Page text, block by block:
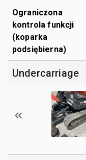
Ograniczona
kontrola funkcji
(koparka
podsiębierna)
Undercarriage